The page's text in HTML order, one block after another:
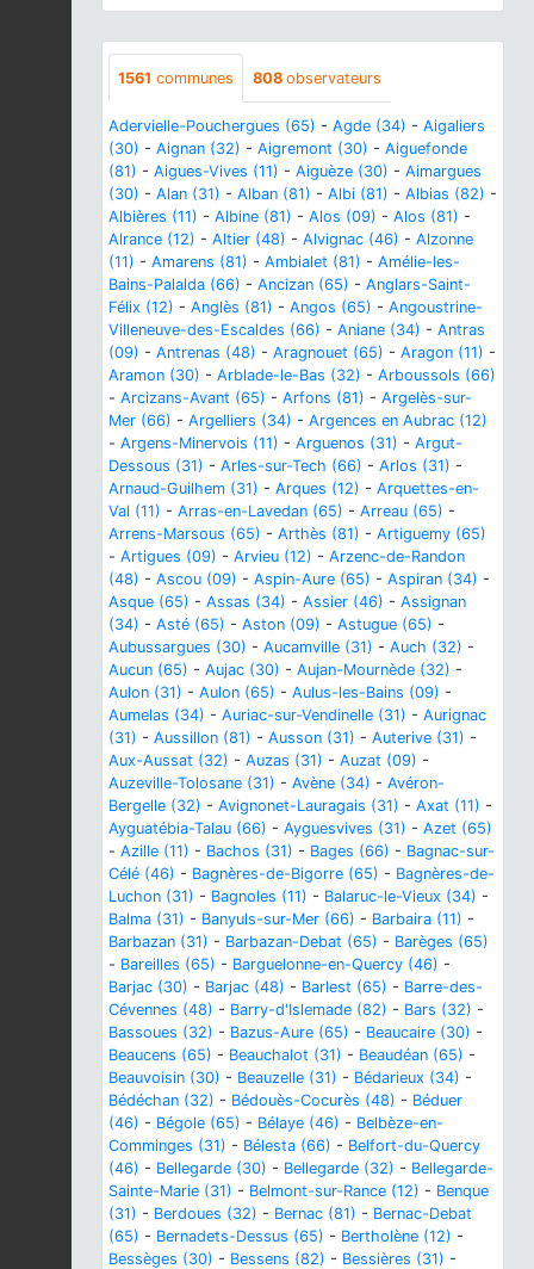
1561 communes 808 observateurs
Adervielle-Pouchergues (65) - Agde (34) - Aigaliers
(30) - Aignan (32) - Aigremont (30) - Aiguefonde
(81) - Aigues-Vives (11) - Aiguèze (30) - Aimargues
(30) - Alan (31) - Alban (81) - Albi (81) - Albias (82) -
Albières (11) - Albine (81) - Alos (09) - Alos (81) -
Alrance (12) - Altier (48) - Alvignac (46) - Alzonne
(11) - Amarens (81) - Ambialet (81) - Amélie-les-
Bains-Palalda (66) - Ancizan (65) - Anglars-Saint-
Félix (12) - Anglès (81) - Angos (65) - Angoustrine-
Villeneuve-des-Escaldes (66) - Aniane (34) - Antras
(09) - Antrenas (48) - Aragnouet (65) - Aragon (11) -
Aramon (30) - Arblade-le-Bas (32) - Arboussols (66)
- Arcizans-Avant (65) - Arfons (81) - Argelès-sur-
Mer (66) - Argelliers (34) - Argences en Aubrac (12)
- Argens-Minervois (11) - Arguenos (31) - Argut-
Dessous (31) - Arles-sur-Tech (66) - Arlos (31) -
Arnaud-Guilhem (31) - Arques (12) - Arquettes-en-
Val (11) - Arras-en-Lavedan (65) - Arreau (65) -
Arrens-Marsous (65) - Arthès (81) - Artiguemy (65)
- Artigues (09) - Arvieu (12) - Arzenc-de-Randon
(48) - Ascou (09) - Aspin-Aure (65) - Aspiran (34) -
Asque (65) - Assas (34) - Assier (46) - Assignan
(34) - Asté (65) - Aston (09) - Astugue (65) -
Aubussargues (30) - Aucamville (31) - Auch (32) -
Aucun (65) - Aujac (30) - Aujan-Mournède (32) -
Aulon (31) - Aulon (65) - Aulus-les-Bains (09) -
Aumelas (34) - Auriac-sur-Vendinelle (31) - Aurignac
(31) - Aussillon (81) - Ausson (31) - Auterive (31) -
Aux-Aussat (32) - Auzas (31) - Auzat (09) -
Auzeville-Tolosane (31) - Avène (34) - Avéron-
Bergelle (32) - Avignonet-Lauragais (31) - Axat (11) -
Ayguatébia-Talau (66) - Ayguesvives (31) - Azet (65)
- Azille (11) - Bachos (31) - Bages (66) - Bagnac-sur-
Célé (46) - Bagnères-de-Bigorre (65) - Bagnères-de-
Luchon (31) - Bagnoles (11) - Balaruc-le-Vieux (34) -
Balma (31) - Banyuls-sur-Mer (66) - Barbaira (11) -
Barbazan (31) - Barbazan-Debat (65) - Barèges (65)
- Bareilles (65) - Barguelonne-en-Quercy (46) -
Barjac (30) - Barjac (48) - Barlest (65) - Barre-des-
Cévennes (48) - Barry-d'Islemade (82) - Bars (32) -
Bassoues (32) - Bazus-Aure (65) - Beaucaire (30) -
Beaucens (65) - Beauchalot (31) - Beaudéan (65) -
Beauvoisin (30) - Beauzelle (31) - Bédarieux (34) -
Bédéchan (32) - Bédouès-Cocurès (48) - Béduer
(46) - Bégole (65) - Bélaye (46) - Belbèze-en-
Comminges (31) - Bélesta (66) - Belfort-du-Quercy
(46) - Bellegarde (30) - Bellegarde (32) - Bellegarde-
Sainte-Marie (31) - Belmont-sur-Rance (12) - Benque
(31) - Berdoues (32) - Bernac (81) - Bernac-Debat
(65) - Bernadets-Dessus (65) - Bertholène (12) -
Bessèges (30) - Bessens (82) - Bessières (31) -